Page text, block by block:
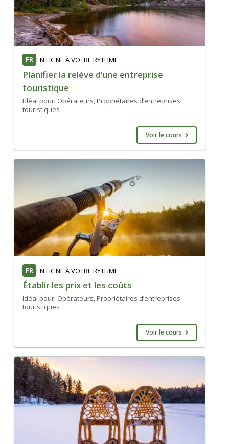
FR EN LIGNE À VOTRE RYTHME
Planifier la relève d’une entreprise
touristique
Idéal pour: Opérateurs, Propriétaires d’entreprises
touristiques
Voir le cours
FR EN LIGNE À VOTRE RYTHME
Établir les prix et les coûts
Idéal pour: Opérateurs, Propriétaires d’entreprises
touristiques
Voir le cours